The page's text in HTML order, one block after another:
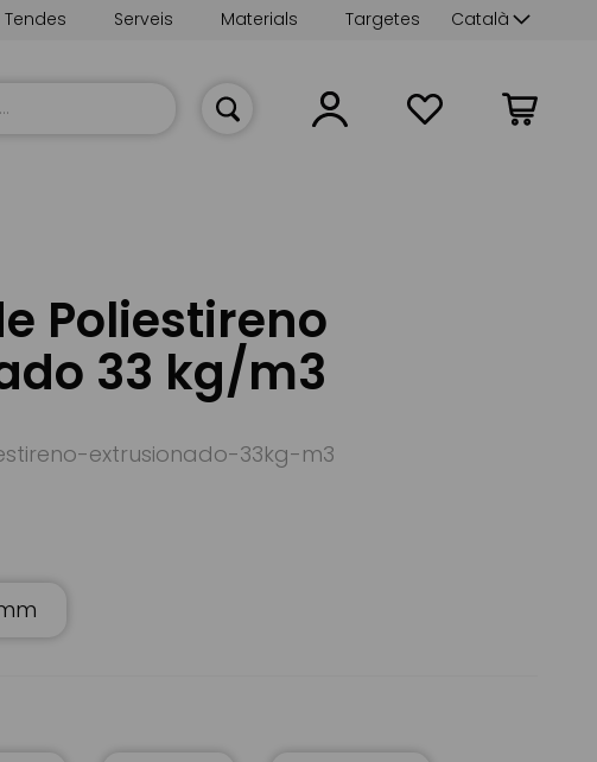
Language
Català
Targetes
Materials
Serveis
Tendes
La meva
Poliestireno
33 kg/m3
extrusionado-33kg-m3